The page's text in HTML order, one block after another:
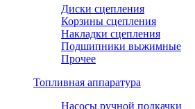
Диски сцепления
Корзины сцепления
Накладки сцепления
Подшипники выжимные
Прочее
Топливная аппаратура
Насосы ручной подкачки